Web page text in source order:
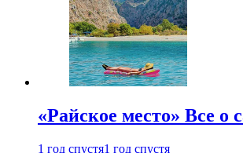
«Райское место» Все
1 год спустя1 год спустя